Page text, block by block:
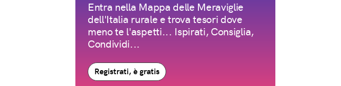
Entra nella Mappa delle Meraviglie
dell'Italia rurale e trova tesori dove
meno te l'aspetti... Ispirati, Consiglia,
Condividi...
Registrati, è gratis